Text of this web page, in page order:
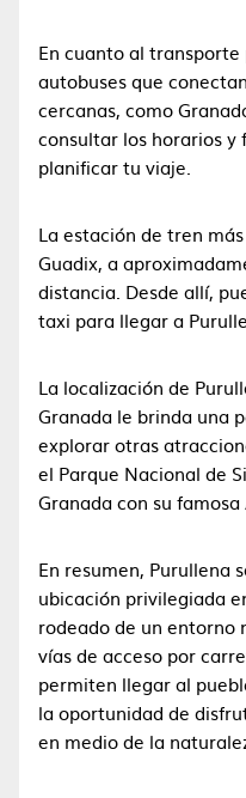
En cuanto al
autobuses que
cercanas, como
consultar los horarios y
planificar tu viaje.
La estación de tren
Guadix, a
distancia. Desde allí,
taxi para llegar a
La localización de
Granada le brinda una
explorar otras
el Parque Nacional de
Granada con su
En resumen, Purullena
ubicación privilegiada
rodeado de un entorno
vías de acceso por
permiten llegar al
la oportunidad de
en medio de la